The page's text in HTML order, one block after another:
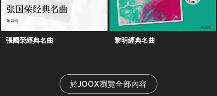
張國榮經典名曲 黎明經典名曲
於JOOX瀏覽全部內容